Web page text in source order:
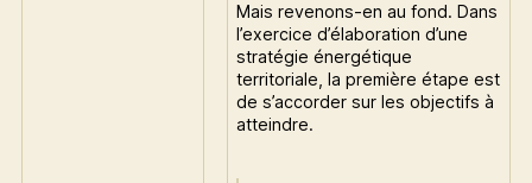
Mais revenons-en au fond. Dans
l’exercice d’élaboration d’une
stratégie énergétique
territoriale, la première étape est
de s’accorder sur les objectifs à
atteindre.